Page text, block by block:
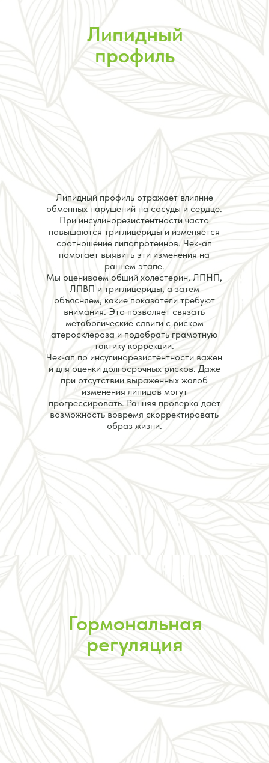
Липидный
профиль
Липидный профиль отражает влияние
обменных нарушений на сосуды и сердце.
При инсулинорезистентности часто
повышаются триглицериды и изменяется
соотношение липопротеинов. Чек-ап
помогает выявить эти изменения на
раннем этапе.
Мы оцениваем общий холестерин, ЛПНП,
ЛПВП и триглицериды, а затем
объясняем, какие показатели требуют
внимания. Это позволяет связать
метаболические сдвиги с риском
атеросклероза и подобрать грамотную
тактику коррекции.
Чек-ап по инсулинорезистентности важен
и для оценки долгосрочных рисков. Даже
при отсутствии выраженных жалоб
изменения липидов могут
прогрессировать. Ранняя проверка дает
возможность вовремя скорректировать
образ жизни.
Гормональная
регуляция